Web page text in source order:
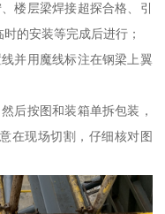
楼层梁焊接超探合格、引
的安装等完成后进行；
并用魔线标注在钢梁上翼
后按图和装箱单拆包装，
在现场切割，仔细核对图